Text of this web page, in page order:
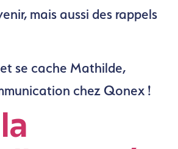
mais aussi des rappels
se cache Mathilde,
chez Qonex !